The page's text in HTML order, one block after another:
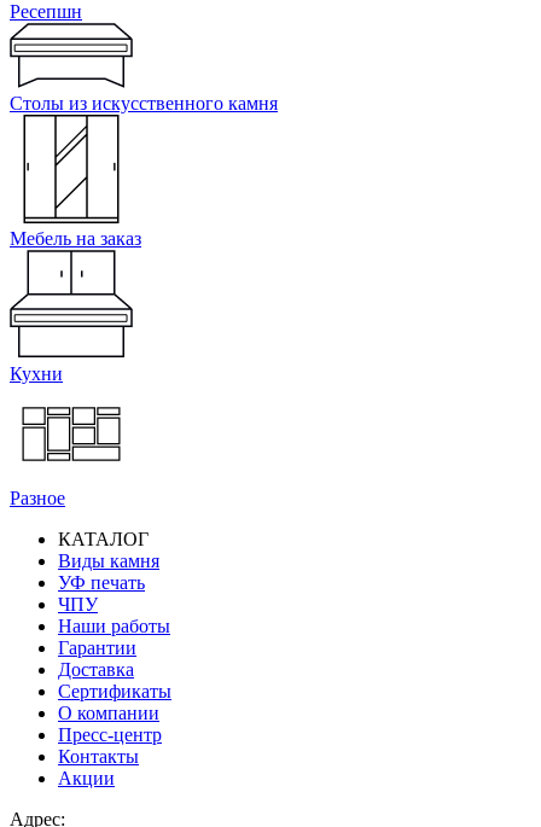
Ресепшн
Cтолы из искусственного камня
Мебель на заказ
Кухни
Разное
Основная
навигация
КАТАЛОГ
Виды камня
УФ печать
ЧПУ
Наши работы
Гарантии
Доставка
Сертификаты
О компании
Пресс-центр
Контакты
Акции
Адрес: